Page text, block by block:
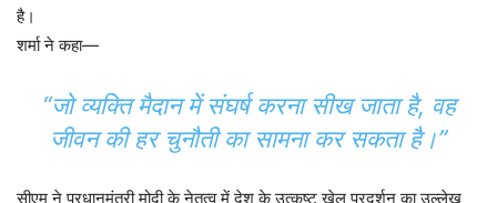
है।
शर्मा ने कहा—
“जो व्यक्ति मैदान में संघर्ष करना सीख जाता है, वह
जीवन की हर चुनौती का सामना कर सकता है।”
सीएम ने प्रधानमंत्री मोदी के नेतृत्व में देश के उत्कृष्ट खेल प्रदर्शन का उल्लेख